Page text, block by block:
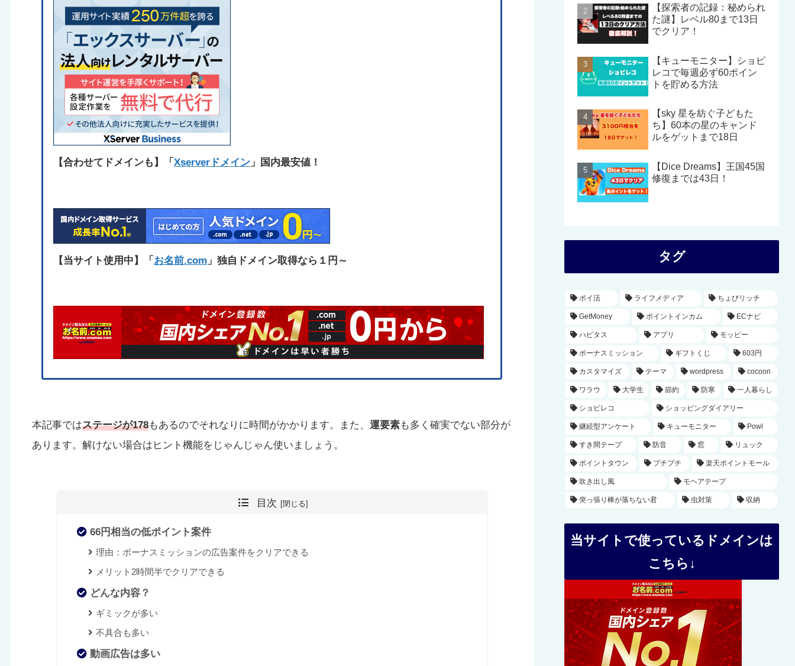
【合わせてドメインも】「 Xserverドメイン」国内最安値！
【当サイト使用中】「 お名前.com 」独自ドメイン取得なら１円～
本記事ではステージが178もあるのでそれなりに時間がかかります。また、 運要素も多く確実でない部分が
あります。解けない場合はヒント機能をじゃんじゃん使いましょう。
目次
66円相当の低ポイント案件
理由：ボーナスミッションの広告案件をクリアできる
メリット2時間半でクリアできる
どんな内容？
ギミックが多い
不具合も多い
動画広告は多い
【探索者の記録：秘められ
た謎】レベル80まで13日
でクリア！
【キューモニター】ショピ
レコで毎週必ず60ポイン
トを貯める方法
【sky 星を紡ぐ子どもた
ち】60本の星のキャンド
ルをゲットまで18日
【Dice Dreams】王国45国
修復までは43日！
タグ
ポイ活 ライフメディア ちょびリッチ
GetMoney ポイントインカム ECナビ
ハピタス アプリ モッピー
ボーナスミッション ギフトくじ 603円
カスタマイズ テーマ wordpress cocoon
ワラウ 大学生 節約 防寒 一人暮らし
ショピレコ ショッピングダイアリー
継続型アンケート キューモニター Powl
すき間テープ 防音 窓 リュック
ポイントタウン プチプチ 楽天ポイントモール
吹き出し風 モヘアテープ
突っ張り棒が落ちない君 虫対策 収納
当サイトで使っているドメインは
こちら↓